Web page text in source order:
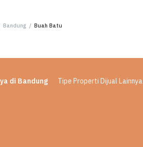
Bandung / Buah Batu
di Bandung Tipe Properti Dijual Lainnya